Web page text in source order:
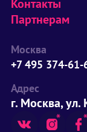
Контакты
Партнерам
Москва
+7 495 374-61-
Адрес
г. Москва,